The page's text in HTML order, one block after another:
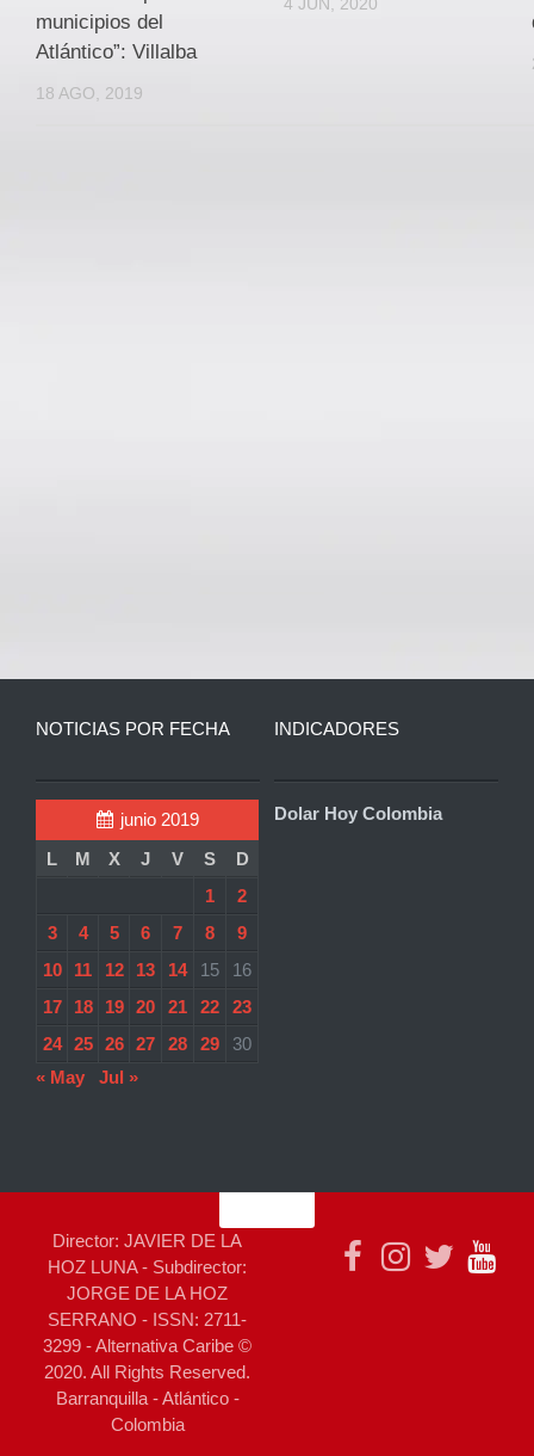
municipios del
Atlántico”: Villalba
18 AGO, 2019
NOTICIAS POR FECHA
junio 2019
L
M X J V S
D
1
2
3
4 5 6 7 8
9
10
11 12 13 14 15
16
17
18 19 20 21 22
23
24
25 26 27 28 29
30
« May
Jul »
INDICADORES
Dolar Hoy Colombia
Director: JAVIER DE LA
HOZ LUNA - Subdirector:
JORGE DE LA HOZ
SERRANO - ISSN: 2711-
3299 - Alternativa Caribe ©
2020. All Rights Reserved.
Barranquilla - Atlántico -
Colombia